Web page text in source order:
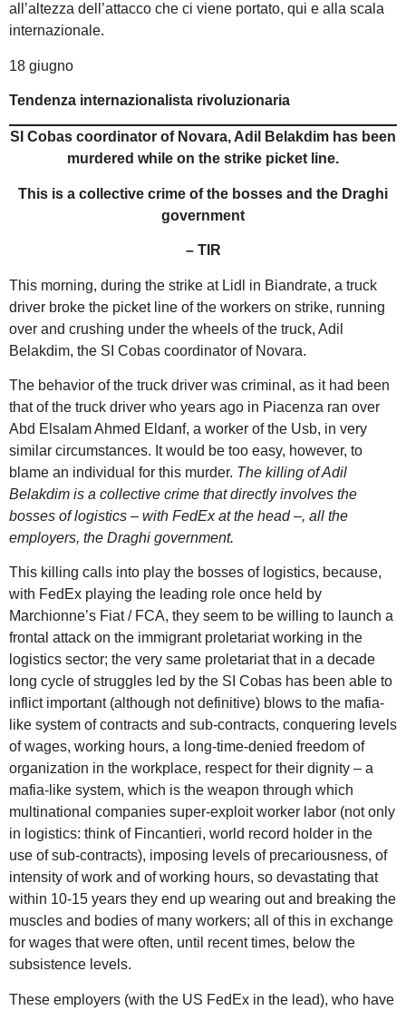
all’altezza dell’attacco che ci viene portato, qui e alla scala
internazionale.
18 giugno
Tendenza internazionalista rivoluzionaria
SI Cobas coordinator of Novara, Adil Belakdim has been
murdered while on the strike picket line.
This is a collective crime of the bosses and the Draghi
government
– TIR
This morning, during the strike at Lidl in Biandrate, a truck
driver broke the picket line of the workers on strike, running
over and crushing under the wheels of the truck, Adil
Belakdim, the SI Cobas coordinator of Novara.
The behavior of the truck driver was criminal, as it had been
that of the truck driver who years ago in Piacenza ran over
Abd Elsalam Ahmed Eldanf, a worker of the Usb, in very
similar circumstances. It would be too easy, however, to
blame an individual for this murder. The killing of Adil
Belakdim is a collective crime that directly involves the
bosses of logistics – with FedEx at the head –, all the
employers, the Draghi government.
This killing calls into play the bosses of logistics, because,
with FedEx playing the leading role once held by
Marchionne’s Fiat / FCA, they seem to be willing to launch a
frontal attack on the immigrant proletariat working in the
logistics sector; the very same proletariat that in a decade
long cycle of struggles led by the SI Cobas has been able to
inflict important (although not definitive) blows to the mafia-
like system of contracts and sub-contracts, conquering levels
of wages, working hours, a long-time-denied freedom of
organization in the workplace, respect for their dignity – a
mafia-like system, which is the weapon through which
multinational companies super-exploit worker labor (not only
in logistics: think of Fincantieri, world record holder in the
use of sub-contracts), imposing levels of precariousness, of
intensity of work and of working hours, so devastating that
within 10-15 years they end up wearing out and breaking the
muscles and bodies of many workers; all of this in exchange
for wages that were often, until recent times, below the
subsistence levels.
These employers (with the US FedEx in the lead), who have